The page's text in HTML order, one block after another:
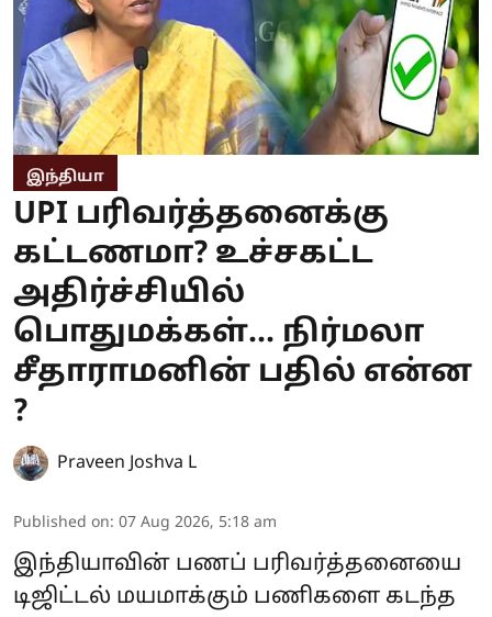
இந்தியா
UPI பரிவர்த்தனைக்கு
கட்டணமா? உச்சகட்ட
அதிர்ச்சியில்
பொதுமக்கள்... நிர்மலா
சீதாராமனின் பதில் என்ன
?
Praveen Joshva L
Published on: 07 Aug 2026, 5:18 am
இந்தியாவின் பணப் பரிவர்த்தனையை
டிஜிட்டல் மயமாக்கும் பணிகளை கடந்த